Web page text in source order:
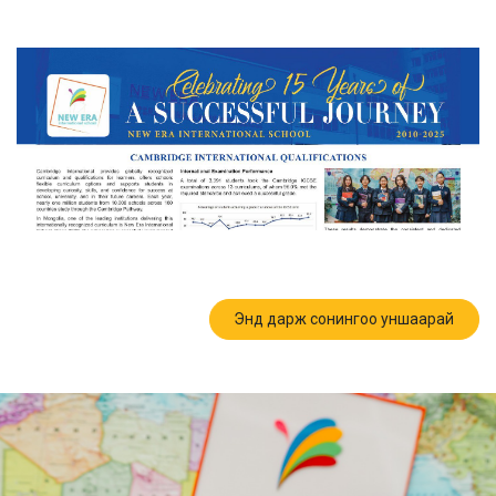
Энд дарж сонингоо уншаарай